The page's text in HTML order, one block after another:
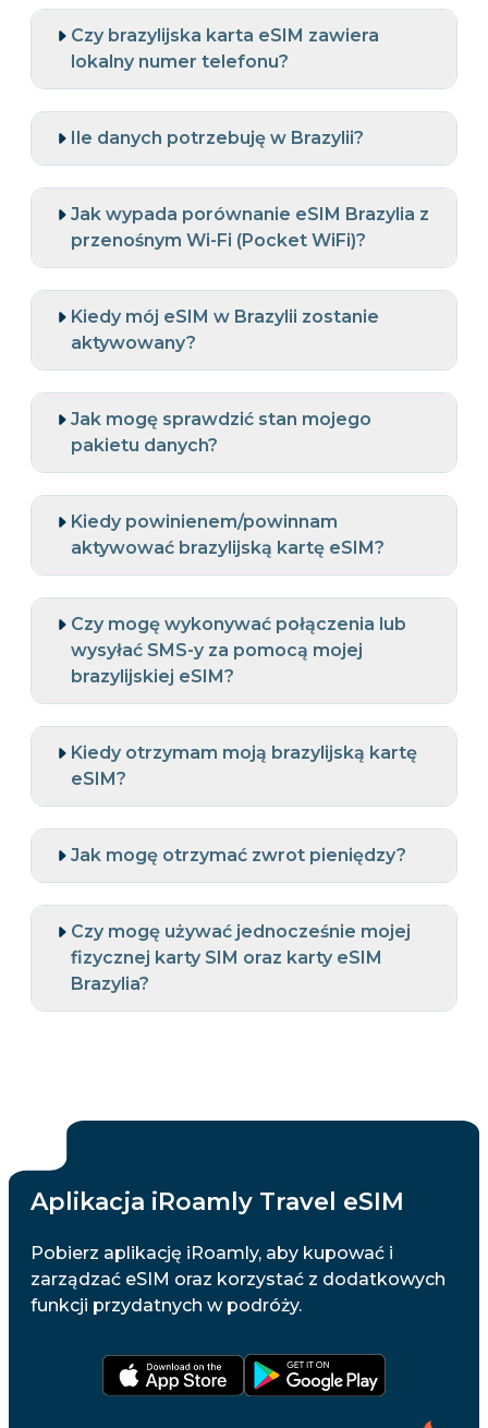
Czy brazylijska karta eSIM zawiera
lokalny numer telefonu?
Ile danych potrzebuję w Brazylii?
Jak wypada porównanie eSIM Brazylia z
przenośnym Wi-Fi (Pocket WiFi)?
Kiedy mój eSIM w Brazylii zostanie
aktywowany?
Jak mogę sprawdzić stan mojego
pakietu danych?
Kiedy powinienem/powinnam
aktywować brazylijską kartę eSIM?
Czy mogę wykonywać połączenia lub
wysyłać SMS-y za pomocą mojej
brazylijskiej eSIM?
Kiedy otrzymam moją brazylijską kartę
eSIM?
Jak mogę otrzymać zwrot pieniędzy?
Czy mogę używać jednocześnie mojej
fizycznej karty SIM oraz karty eSIM
Brazylia?
Aplikacja iRoamly Travel eSIM
Pobierz aplikację iRoamly, aby kupować i
zarządzać eSIM oraz korzystać z dodatkowych
funkcji przydatnych w podróży.